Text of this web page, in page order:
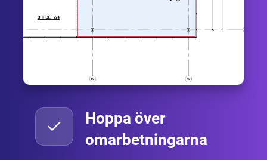
Hoppa över
omarbetningarna